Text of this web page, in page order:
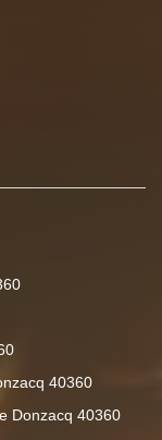
40360
Donzacq 40360